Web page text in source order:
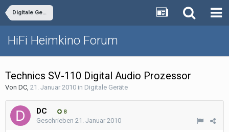
Digitale Geräte
HiFi Heimkino Forum
Technics SV-110 Digital Audio Prozessor
Von DC, 21. Januar 2010 in Digitale Geräte
DC 8
Geschrieben 21. Januar 2010